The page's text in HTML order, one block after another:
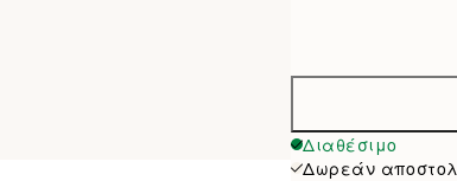
Διαθέσιμο
Δωρεάν